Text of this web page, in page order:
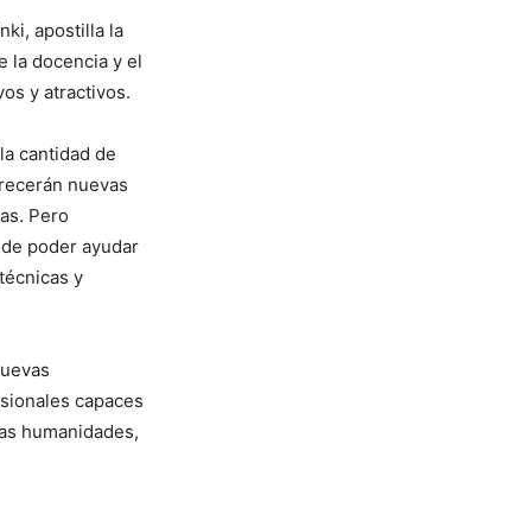
apostilla la
la docencia y el
y atractivos.
cantidad de
nuevas
Pero
poder ayudar
y
capaces
humanidades,